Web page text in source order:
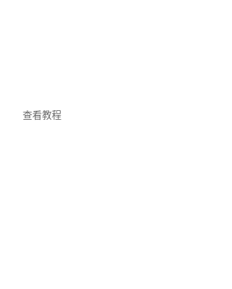
查看教程